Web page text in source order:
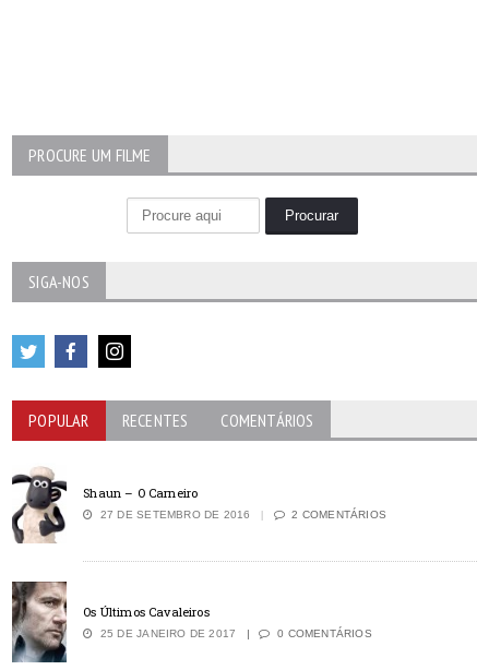
PROCURE UM FILME
SIGA-NOS
POPULAR RECENTES COMENTÁRIOS
Shaun – O Carneiro
27 DE SETEMBRO DE 2016 2 COMENTÁRIOS
Os Últimos Cavaleiros
25 DE JANEIRO DE 2017 0 COMENTÁRIOS